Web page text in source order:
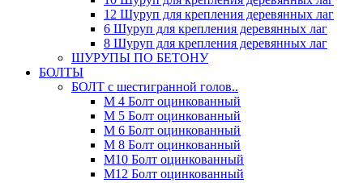
12 Шуруп для крепления деревянных лаг
6 Шуруп для крепления деревянных лаг
8 Шуруп для крепления деревянных лаг
ШУРУПЫ ПО БЕТОНУ
БОЛТЫ
БОЛТ с шестигранной голов..
М 4 Болт оцинкованный
М 5 Болт оцинкованный
М 6 Болт оцинкованный
М 8 Болт оцинкованный
М10 Болт оцинкованный
М12 Болт оцинкованный